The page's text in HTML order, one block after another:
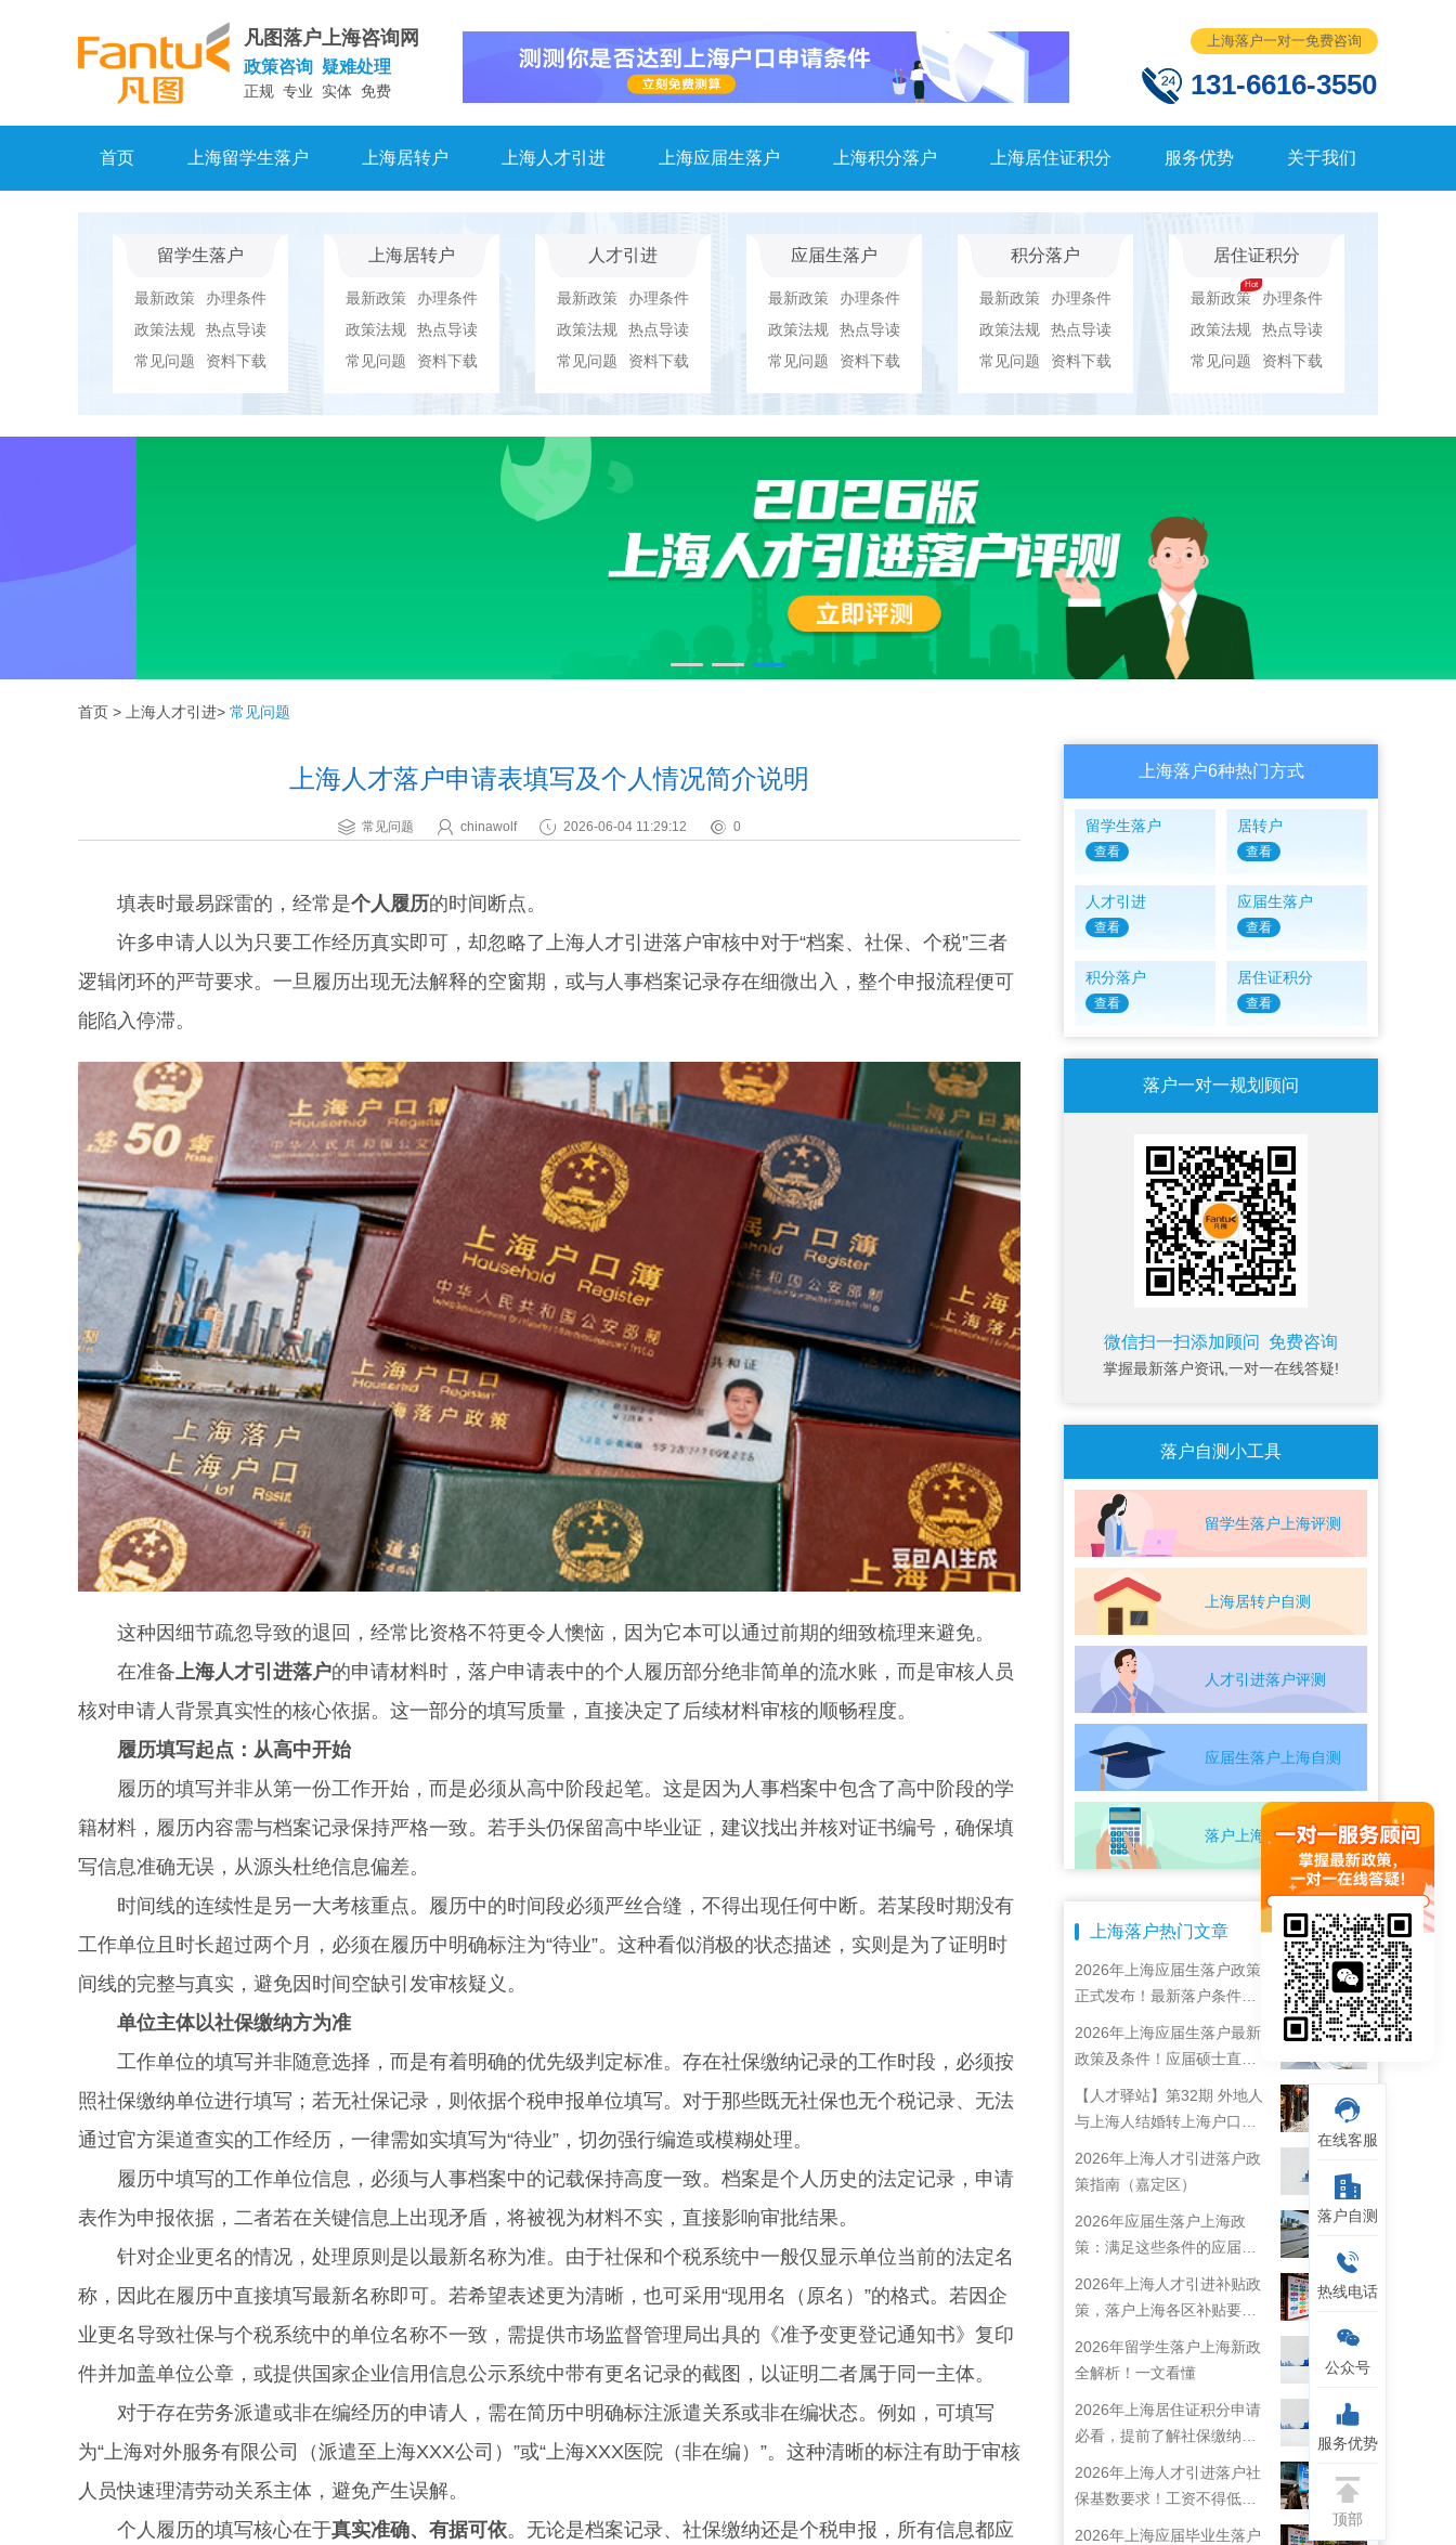
凡图落户上海咨询网
政策咨询 疑难处理
正规 专业 实体 免费
上海落户一对一免费咨询
131-6616-3550
首页 上海留学生落户 上海居转户 上海人才引进 上海应届生落户 上海积分落户 上海居住证积分 服务优势 关于我们
留学生落户
最新政策
办理条件
政策法规
热点导读
常见问题
资料下载
上海居转户
最新政策
办理条件
政策法规
热点导读
常见问题
资料下载
人才引进
最新政策
办理条件
政策法规
热点导读
常见问题
资料下载
应届生落户
最新政策
办理条件
政策法规
热点导读
常见问题
资料下载
积分落户
最新政策
办理条件
政策法规
热点导读
常见问题
资料下载
居住证积分
最新政策
办理条件
政策法规
热点导读
常见问题
资料下载
首页 > 上海人才引进> 常见问题
上海人才落户申请表填写及个人情况简介说明
常见问题 chinawolf 2026-06-04 11:29:12 0
填表时最易踩雷的，经常是个人履历的时间断点。
许多申请人以为只要工作经历真实即可，却忽略了上海人才引进落户审核中对于“档案、社保、个税”三者
逻辑闭环的严苛要求。一旦履历出现无法解释的空窗期，或与人事档案记录存在细微出入，整个申报流程便可
能陷入停滞。
这种因细节疏忽导致的退回，经常比资格不符更令人懊恼，因为它本可以通过前期的细致梳理来避免。
在准备 上海人才引进落户的申请材料时，落户申请表中的个人履历部分绝非简单的流水账，而是审核人员
核对申请人背景真实性的核心依据。这一部分的填写质量，直接决定了后续材料审核的顺畅程度。
履历填写起点：从高中开始
履历的填写并非从第一份工作开始，而是必须从高中阶段起笔。这是因为人事档案中包含了高中阶段的学
籍材料，履历内容需与档案记录保持严格一致。若手头仍保留高中毕业证，建议找出并核对证书编号，确保填
写信息准确无误，从源头杜绝信息偏差。
时间线的连续性是另一大考核重点。履历中的时间段必须严丝合缝，不得出现任何中断。若某段时期没有
工作单位且时长超过两个月，必须在履历中明确标注为“待业”。这种看似消极的状态描述，实则是为了证明时
间线的完整与真实，避免因时间空缺引发审核疑义。
单位主体以社保缴纳方为准
工作单位的填写并非随意选择，而是有着明确的优先级判定标准。存在社保缴纳记录的工作时段，必须按
照社保缴纳单位进行填写；若无社保记录，则依据个税申报单位填写。对于那些既无社保也无个税记录、无法
通过官方渠道查实的工作经历，一律需如实填写为“待业”，切勿强行编造或模糊处理。
履历中填写的工作单位信息，必须与人事档案中的记载保持高度一致。档案是个人历史的法定记录，申请
表作为申报依据，二者若在关键信息上出现矛盾，将被视为材料不实，直接影响审批结果。
针对企业更名的情况，处理原则是以最新名称为准。由于社保和个税系统中一般仅显示单位当前的法定名
称，因此在履历中直接填写最新名称即可。若希望表述更为清晰，也可采用“现用名（原名）”的格式。若因企
业更名导致社保与个税系统中的单位名称不一致，需提供市场监督管理局出具的《准予变更登记通知书》复印
件并加盖单位公章，或提供国家企业信用信息公示系统中带有更名记录的截图，以证明二者属于同一主体。
对于存在劳务派遣或非在编经历的申请人，需在简历中明确标注派遣关系或非在编状态。例如，可填写
为“上海对外服务有限公司（派遣至上海XXX公司）”或“上海XXX医院（非在编）”。这种清晰的标注有助于审核
人员快速理清劳动关系主体，避免产生误解。
个人履历的填写核心在于真实准确、有据可依。无论是档案记录、社保缴纳还是个税申报，所有信息都应
上海落户6种热门方式
留学生落户
查看
居转户
查看
人才引进
查看
应届生落户
查看
积分落户
查看
居住证积分
查看
落户一对一规划顾问
微信扫一扫添加顾问 免费咨询
掌握最新落户资讯,一对一在线答疑!
落户自测小工具
留学生落户上海评测
上海居转户自测
人才引进落户评测
应届生落户上海自测
落户上海条件自测
上海落户热门文章
2026年上海应届生落户政策
正式发布！最新落户条件及
流程解析！
2026年上海应届生落户最新
政策及条件！应届硕士直接
落户上海！
【人才驿站】第32期 外地人
与上海人结婚转上海户口攻
略来啦！
2026年上海人才引进落户政
策指南（嘉定区）
2026年应届生落户上海政
策：满足这些条件的应届生
就能落户上海啦！
2026年上海人才引进补贴政
策，落户上海各区补贴要求
2026年留学生落户上海新政
全解析！一文看懂
2026年上海居住证积分申请
必看，提前了解社保缴纳要
2026年上海人才引进落户社
保基数要求！工资不得低于
22792元！
2026年上海应届毕业生落户
在线客服
落户自测
热线电话
公众号
服务优势
顶部